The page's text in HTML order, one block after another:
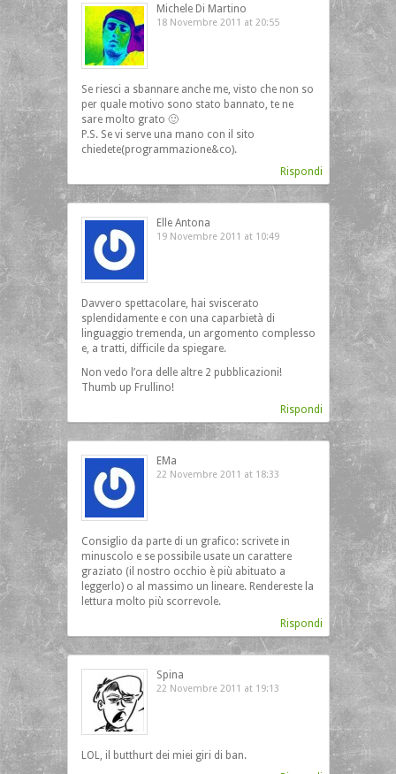
Michele Di Martino
18 Novembre 2011 at 20:55
Se riesci a sbannare anche me, visto che non so
per quale motivo sono stato bannato, te ne
sare molto grato 🙂
P.S. Se vi serve una mano con il sito
chiedete(programmazione&co).
Rispondi
Elle Antona
19 Novembre 2011 at 10:49
Davvero spettacolare, hai sviscerato
splendidamente e con una caparbietà di
linguaggio tremenda, un argomento complesso
e, a tratti, difficile da spiegare.
Non vedo l’ora delle altre 2 pubblicazioni!
Thumb up Frullino!
Rispondi
EMa
22 Novembre 2011 at 18:33
Consiglio da parte di un grafico: scrivete in
minuscolo e se possibile usate un carattere
graziato (il nostro occhio è più abituato a
leggerlo) o al massimo un lineare. Rendereste la
lettura molto più scorrevole.
Rispondi
Spina
22 Novembre 2011 at 19:13
LOL, il butthurt dei miei giri di ban.